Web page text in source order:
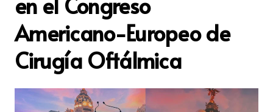
Americano-Europeo de
Cirugía Oftálmica